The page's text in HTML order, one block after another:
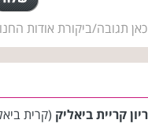
תגובה/ביקורת אודות
קריית ביאליק (קרית